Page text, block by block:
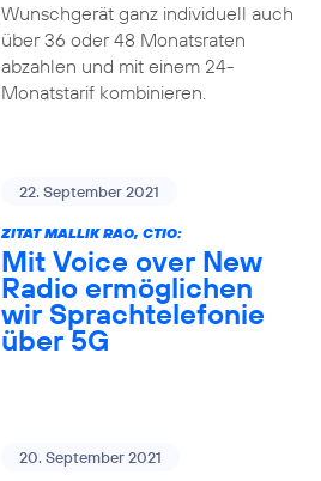
Wunschgerät ganz individuell auch
über 36 oder 48 Monatsraten
abzahlen und mit einem 24-
Monatstarif kombinieren.
22. September 2021
ZITAT MALLIK RAO, CTIO:
Mit Voice over New
Radio ermöglichen
wir Sprachtelefonie
über 5G
20. September 2021